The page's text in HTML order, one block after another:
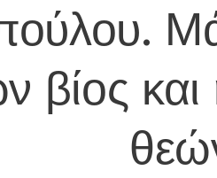
βίος